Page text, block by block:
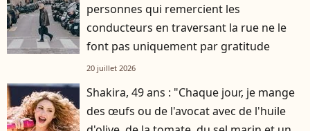
personnes qui remercient les
conducteurs en traversant la rue ne le
font pas uniquement par gratitude
20 juillet 2026
Shakira, 49 ans : "Chaque jour, je mange
des œufs ou de l'avocat avec de l'huile